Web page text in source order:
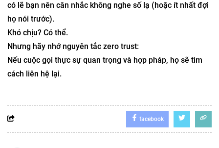
có lẽ bạn nên cân nhắc không nghe số lạ (hoặc ít nhất đợi
họ nói trước).
Khó chịu? Có thể.
Nhưng hãy nhớ nguyên tắc zero trust:
Nếu cuộc gọi thực sự quan trọng và hợp pháp, họ sẽ tìm
cách liên hệ lại.
facebook